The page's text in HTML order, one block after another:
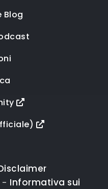
Blog
- Informativa sui